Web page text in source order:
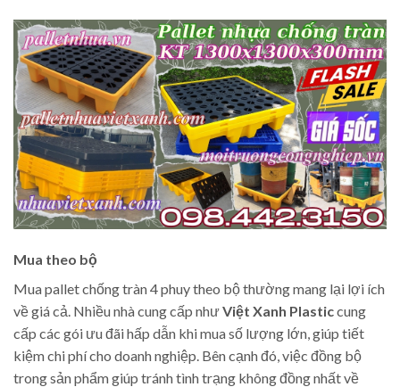
Mua theo bộ
Mua pallet chống tràn 4 phuy theo bộ thường mang lại lợi ích
về giá cả. Nhiều nhà cung cấp nhưViệt Xanh Plasticcung
cấp các gói ưu đãi hấp dẫn khi mua số lượng lớn, giúp tiết
kiệm chi phí cho doanh nghiệp. Bên cạnh đó, việc đồng bộ
trong sản phẩm giúp tránh tình trạng không đồng nhất về